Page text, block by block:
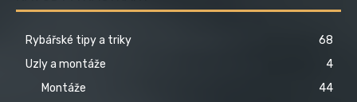
Rybářské tipy a triky
68
Uzly a montáže
4
Montáže
44